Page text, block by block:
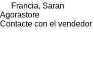
Francia, Saran
Agorastore
Contacte con el vendedor